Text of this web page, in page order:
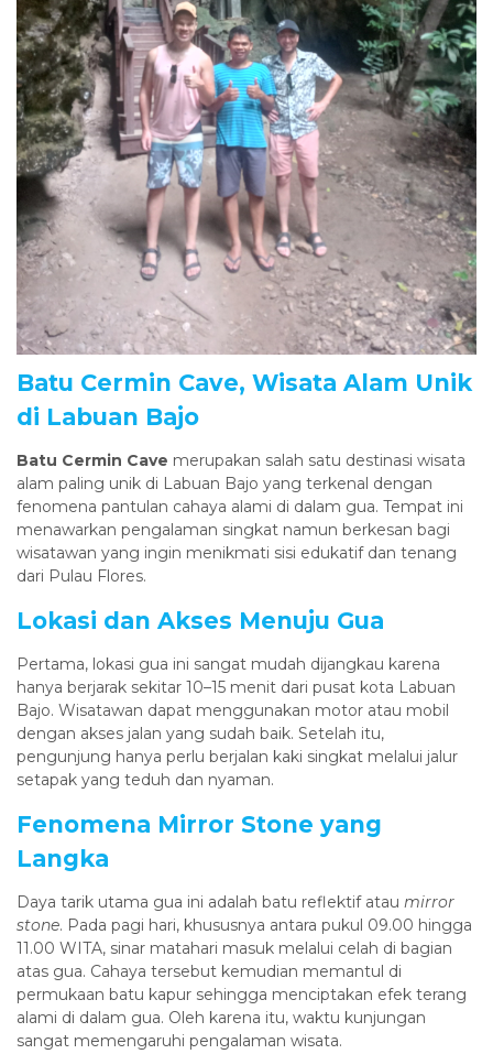
Batu Cermin Cave, Wisata Alam Unik
di Labuan Bajo
Batu Cermin Cave merupakan salah satu destinasi wisata
alam paling unik di Labuan Bajo yang terkenal dengan
fenomena pantulan cahaya alami di dalam gua. Tempat ini
menawarkan pengalaman singkat namun berkesan bagi
wisatawan yang ingin menikmati sisi edukatif dan tenang
dari Pulau Flores.
Lokasi dan Akses Menuju Gua
Pertama, lokasi gua ini sangat mudah dijangkau karena
hanya berjarak sekitar 10–15 menit dari pusat kota Labuan
Bajo. Wisatawan dapat menggunakan motor atau mobil
dengan akses jalan yang sudah baik. Setelah itu,
pengunjung hanya perlu berjalan kaki singkat melalui jalur
setapak yang teduh dan nyaman.
Fenomena Mirror Stone yang
Langka
Daya tarik utama gua ini adalah batu reflektif atau mirror
stone. Pada pagi hari, khususnya antara pukul 09.00 hingga
11.00 WITA, sinar matahari masuk melalui celah di bagian
atas gua. Cahaya tersebut kemudian memantul di
permukaan batu kapur sehingga menciptakan efek terang
alami di dalam gua. Oleh karena itu, waktu kunjungan
sangat memengaruhi pengalaman wisata.